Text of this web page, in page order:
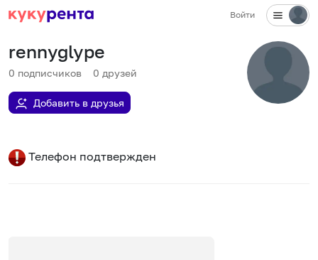
Войти
rennyglype
0 подписчиков 0 друзей
Добавить в друзья
Телефон подтвержден